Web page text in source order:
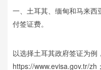
一、土耳其、缅甸和马来西
付签证费。
以选择土耳其政府签证为
https://www.evisa.gov.tr/zh；